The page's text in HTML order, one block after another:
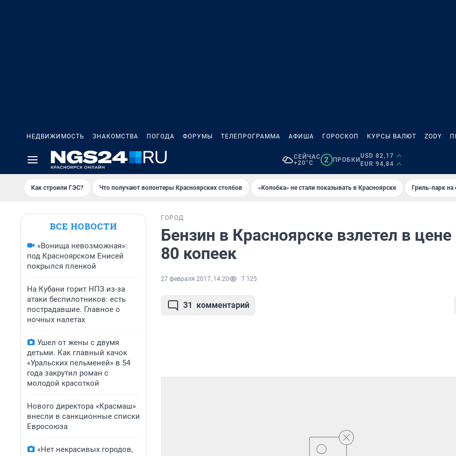
НЕДВИЖИМОСТЬ ЗНАКОМСТВА ПОГОДА ФОРУМЫ ТЕЛЕПРОГРАММА АФИША ГОРОСКОП КУРСЫ ВАЛЮТ ZODY
СЕЙЧАС
+20°C
2 ПРОБКИ
USD 82,17
EUR 94,84
Как строили ГЭС? Что получают волонтеры Красноярских столбов «Колобка» не стали показывать в Красноярске Гриль-парк на
ВСЕ НОВОСТИ
«Вонища невозможная»:
под Красноярском Енисей
покрылся пленкой
На Кубани горит НПЗ из-за
атаки беспилотников: есть
пострадавшие. Главное о
ночных налетах
Ушел от жены с двумя
детьми. Как главный качок
«Уральских пельменей» в 54
года закрутил роман с
молодой красоткой
Нового директора «Красмаш»
внесли в санкционные списки
Евросоюза
«Нет некрасивых городов,
ГОРОД
Бензин в Красноярске взлетел в цене
80 копеек
27 февраля 2017, 14:20 7 125
31 комментарий